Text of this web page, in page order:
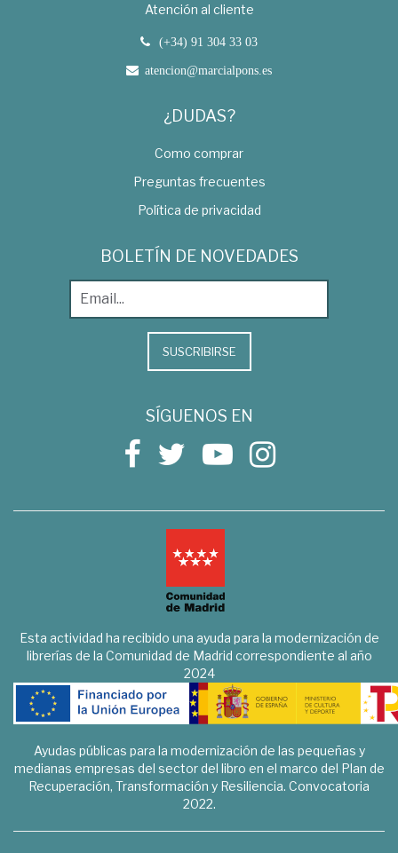
Atención al cliente
(+34) 91 304 33 03
atencion@marcialpons.es
¿DUDAS?
Como comprar
Preguntas frecuentes
Política de privacidad
BOLETÍN DE NOVEDADES
SUSCRIBIRSE
SÍGUENOS EN
Esta actividad ha recibido una ayuda para la modernización de
librerías de la Comunidad de Madrid correspondiente al año
2024
Ayudas públicas para la modernización de las pequeñas y
medianas empresas del sector del libro en el marco del Plan de
Recuperación, Transformación y Resiliencia. Convocatoria
2022.